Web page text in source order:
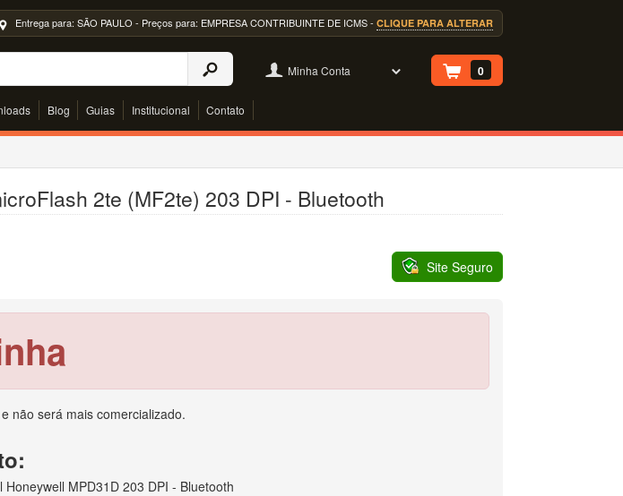
Entrega para: SÃO PAULO - Preços para: EMPRESA CONTRIBUINTE DE ICMS - CLIQUE PARA ALTERAR
Minha Conta 0
Blog Guias Institucional Contato
2te (MF2te) 203 DPI - Bluetooth
Site Seguro
não será mais comercializado.
MPD31D 203 DPI - Bluetooth